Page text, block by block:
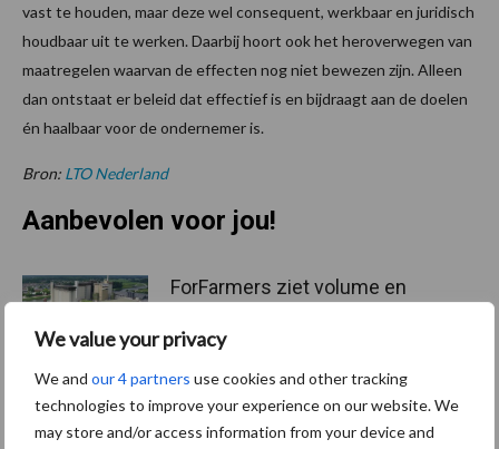
We value your privacy
We and our 4 partners use cookies and other tracking
technologies to improve your experience on our website. We
may store and/or access information from your device and
vast te houden, maar deze wel consequent, werkbaar en juridisch
houdbaar uit te werken. Daarbij hoort ook het heroverwegen van
maatregelen waarvan de effecten nog niet bewezen zijn. Alleen
dan ontstaat er beleid dat effectief is en bijdraagt aan de doelen
én haalbaar voor de ondernemer is.
Bron: LTO Nederland
Aanbevolen voor jou!
ForFarmers ziet volume en
krimpende Nederlandse
Tien praktische tips voor